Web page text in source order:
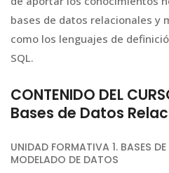
bases de datos relacionales y
como los lenguajes de
SQL.
CONTENIDO DEL
Bases de Datos
UNIDAD FORMATIVA 1. BASES
MODELADO DE DATOS